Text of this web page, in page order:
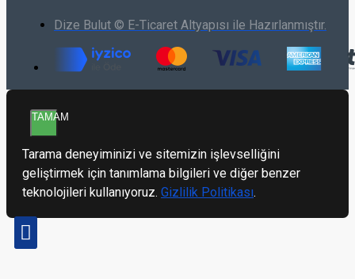
Dize Bulut © E-Ticaret Altyapısı ile Hazırlanmıştır.
TAMAM
Tarama deneyiminizi ve sitemizin işlevselliğini
geliştirmek için tanımlama bilgileri ve diğer benzer
teknolojileri kullanıyoruz. Gizlilik Politikası.